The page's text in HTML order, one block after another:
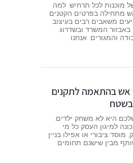
מוכנות לכל תרחיש: למה
מתחילה בפרטים הקטנים
משאבים רבים בעיצוב
באבזור המשרד ובשדרוג
והמגורים. אנחנו
אש בהתאמה לתקנים
בשטח
היא לא משחק ילדים:
למיגון העסק כל מי
ציבורי או אפילו בניין
מבין שישנם תחומים